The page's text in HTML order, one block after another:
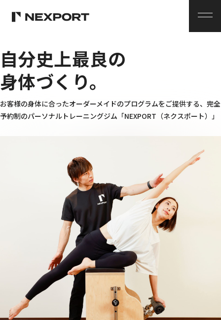
メ
自分史上最良の
身体づくり。
お客様の身体に合ったオーダーメイドのプログラムをご提供する、 完全
予約制のパーソナルトレーニングジム 「NEXPORT（ネクスポート）」